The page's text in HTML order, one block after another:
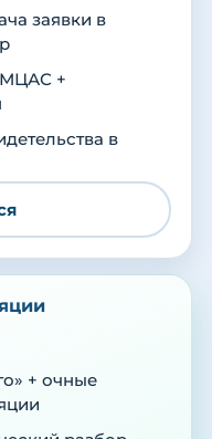
заявки в
МЦАС +
в
+ очные